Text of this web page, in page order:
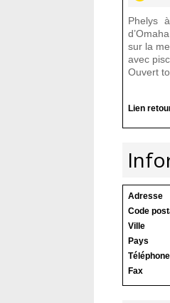
Phelys
sur la
avec
Ouvert
Lien
Adresse
Code
Ville
Pays
Téléphone
Fax